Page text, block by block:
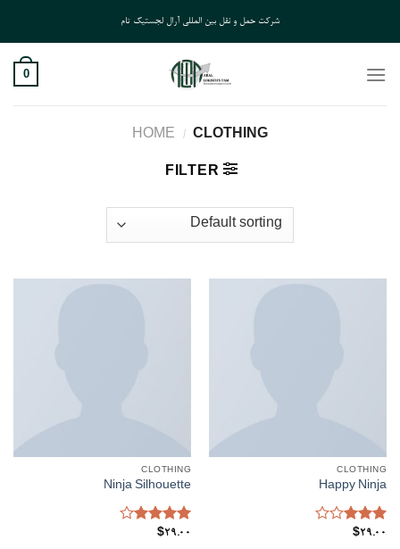
شرکت حمل و نقل بین المللی آرال لجستیک تام
0
HOME / CLOTHING
FILTER
CLOTHING
Happy Ninja
Rated
$29.00
CLOTHING
Ninja Silhouette
Rated
$29.00